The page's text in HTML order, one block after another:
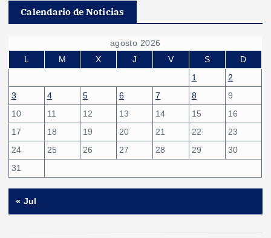
Calendario de Noticias
agosto 2026
L
M X J V S
D
1
2
3
4 5 6 7 8
9
10
11 12 13 14 15
16
17
18 19 20 21 22
23
24
25 26 27 28 29
30
31
« Jul